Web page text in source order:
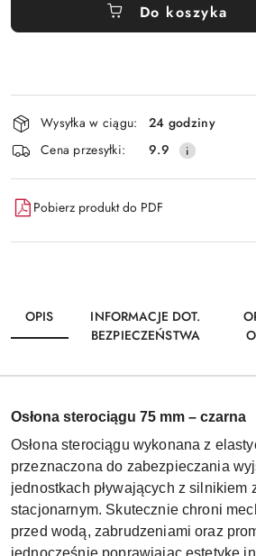
Do koszyka
Wyślij
Dostępność
i
dostawa
Wysyłka w ciągu:
24 godziny
Cena przesyłki:
9.9
Pobierz produkt do PDF
OPIS
INFORMACJE DOT.
BEZPIECZEŃSTWA
Osłona sterociągu 75 mm – czarna
Osłona sterociągu wykonana z
przeznaczona do zabezpieczania
jednostkach pływających z silnikiem
stacjonarnym. Skutecznie chroni
przed wodą, zabrudzeniami oraz
jednocześnie poprawiając estetykę